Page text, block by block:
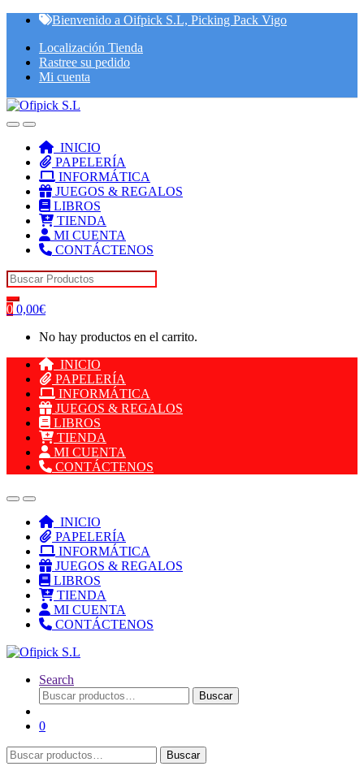
Skip
navigation
Skip
content
Bienvenido a Oifpick S.L, Picking Pack Vigo
Localización Tienda
Rastree su pedido
Mi cuenta
INICIO
PAPELERÍA
INFORMÁTICA
JUEGOS & REGALOS
LIBROS
TIENDA
MI CUENTA
CONTÁCTENOS
Search for:
0 0,00€
No hay productos en el carrito.
INICIO
PAPELERÍA
INFORMÁTICA
JUEGOS & REGALOS
LIBROS
TIENDA
MI CUENTA
CONTÁCTENOS
INICIO
PAPELERÍA
INFORMÁTICA
JUEGOS & REGALOS
LIBROS
TIENDA
MI CUENTA
CONTÁCTENOS
Search
Buscar
por:
Buscar
0
Buscar
por:
Buscar